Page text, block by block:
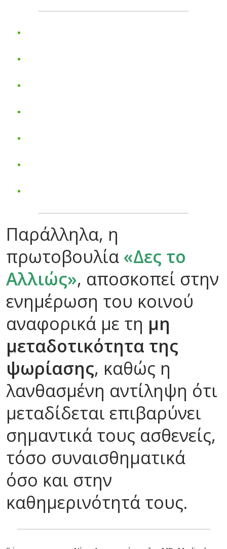
Παράλληλα, η
πρωτοβουλία «Δες το
Αλλιώς», αποσκοπεί στην
ενημέρωση του κοινού
αναφορικά με τη μη
μεταδοτικότητα της
ψωρίασης, καθώς η
λανθασμένη αντίληψη ότι
μεταδίδεται επιβαρύνει
σημαντικά τους ασθενείς,
τόσο συναισθηματικά
όσο και στην
καθημερινότητά τους.